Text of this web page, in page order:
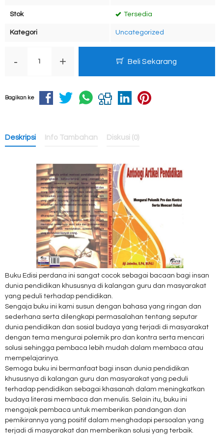
Stok Tersedia
Kategori Uncategorized
- + Beli Sekarang
Bagikan ke
Deskripsi Info Tambahan Diskusi (0)
Buku Edisi perdana ini sangat cocok sebagai bacaan bagi insan
dunia pendidikan khususnya di kalangan guru dan masyarakat
yang peduli terhadap pendidikan.
Sengaja buku ini kami susun dengan bahasa yang ringan dan
sederhana serta dilengkapi permasalahan tentang seputar
dunia pendidikan dan sosial budaya yang terjadi di masyarakat
dengan tema mengurai polemik pro dan kontra serta mencari
solusi sehingga pembaca lebih mudah dalam membaca atau
mempelajarinya.
Semoga buku ini bermanfaat bagi insan dunia pendidikan
khususnya di kalangan guru dan masyarakat yang peduli
terhadap pendidikan sebagai khasanah dalam meningkatkan
budaya literasi membaca dan menulis. Selain itu, buku ini
mengajak pembaca untuk memberikan pandangan dan
pemikirannya yang positif dalam menghadapi persoalan yang
terjadi di masyarakat dan memberikan solusi yang terbaik.